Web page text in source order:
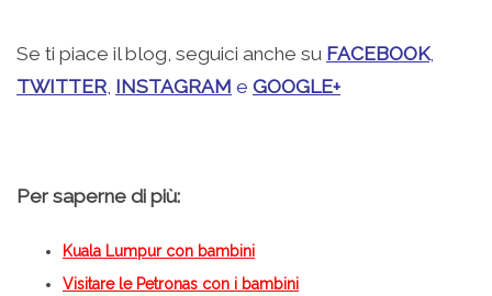
Se ti piace il blog, seguici anche su FACEBOOK,
TWITTER, INSTAGRAM e GOOGLE+
Per saperne di più:
Kuala Lumpur con bambini
Visitare le Petronas con i bambini